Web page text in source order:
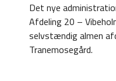
Det nye
Afdeling 20 –
selvstændig almen
Tranemosegård.